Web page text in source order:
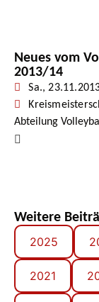
Neues vom
2013/14
Sa.,
Abteilung
Weitere
2025
2021